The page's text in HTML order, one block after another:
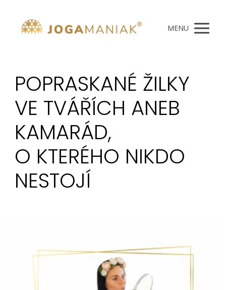
MENU
POPRASKANÉ ŽILKY
VE TVÁŘÍCH ANEB
KAMARÁD,
O KTERÉHO NIKDO
NESTOJÍ